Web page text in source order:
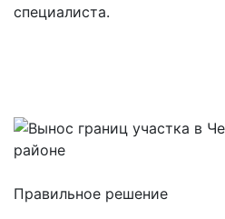
специалиста.
Правильное решение